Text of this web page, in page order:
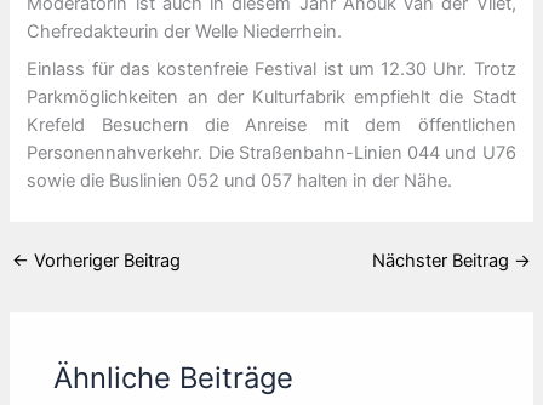
Chefredakteurin der Welle Niederrhein.
Einlass für das kostenfreie Festival ist um 12.30 Uhr. Trotz
Parkmöglichkeiten an der Kulturfabrik empfiehlt die Stadt
Krefeld Besuchern die Anreise mit dem öffentlichen
Personennahverkehr. Die Straßenbahn-Linien 044 und U76
sowie die Buslinien 052 und 057 halten in der Nähe.
← Vorheriger Beitrag Nächster Beitrag →
Ähnliche Beiträge